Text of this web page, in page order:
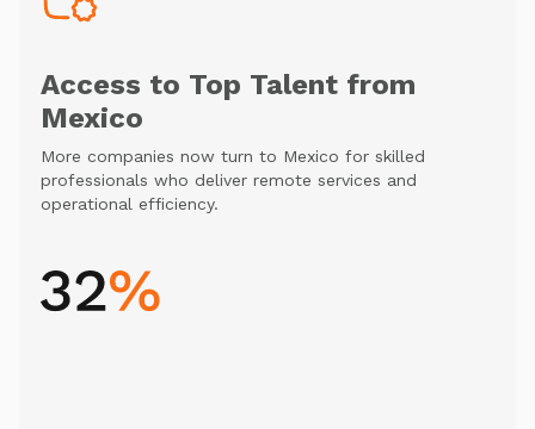
Access to Top Talent from
Mexico
More companies now turn to Mexico for skilled
professionals who deliver remote services and
operational efficiency.